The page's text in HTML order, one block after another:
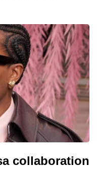
collaboration